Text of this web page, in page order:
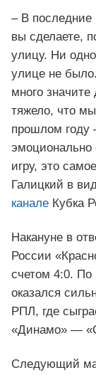
– В последние
вы сделаете,
улицу. Ни
улице не
много значите
тяжело, что
прошлом году
игру, это
Галицкий в
канале Кубка
Накануне в
России
счетом 4:0. По
оказался
РПЛ, где
«Динамо» —
Следующий